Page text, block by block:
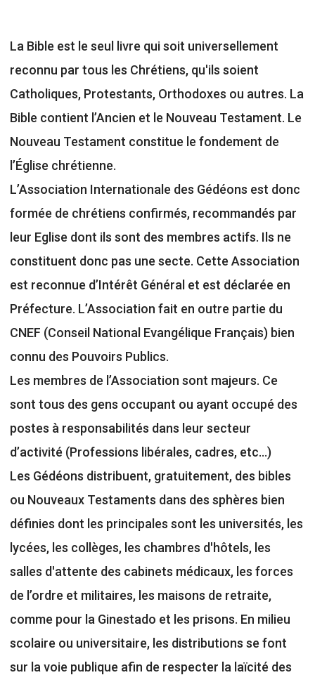
La Bible est le seul livre qui soit universellement
reconnu par tous les Chrétiens, qu'ils soient
Catholiques, Protestants, Orthodoxes ou autres. La
Bible contient l’Ancien et le Nouveau Testament. Le
Nouveau Testament constitue le fondement de
l’Église chrétienne.
L’Association Internationale des Gédéons est donc
formée de chrétiens confirmés, recommandés par
leur Eglise dont ils sont des membres actifs. Ils ne
constituent donc pas une secte. Cette Association
est reconnue d’Intérêt Général et est déclarée en
Préfecture. L’Association fait en outre partie du
CNEF (Conseil National Evangélique Français) bien
connu des Pouvoirs Publics.
Les membres de l’Association sont majeurs. Ce
sont tous des gens occupant ou ayant occupé des
postes à responsabilités dans leur secteur
d’activité (Professions libérales, cadres, etc…)
Les Gédéons distribuent, gratuitement, des bibles
ou Nouveaux Testaments dans des sphères bien
définies dont les principales sont les universités, les
lycées, les collèges, les chambres d'hôtels, les
salles d'attente des cabinets médicaux, les forces
de l’ordre et militaires, les maisons de retraite,
comme pour la Ginestado et les prisons. En milieu
scolaire ou universitaire, les distributions se font
sur la voie publique afin de respecter la laïcité des